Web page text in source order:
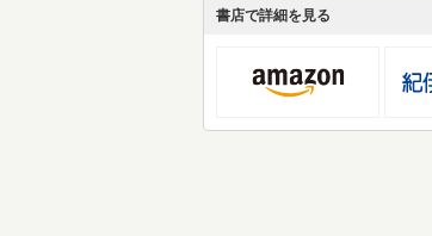
書店で詳細を見る